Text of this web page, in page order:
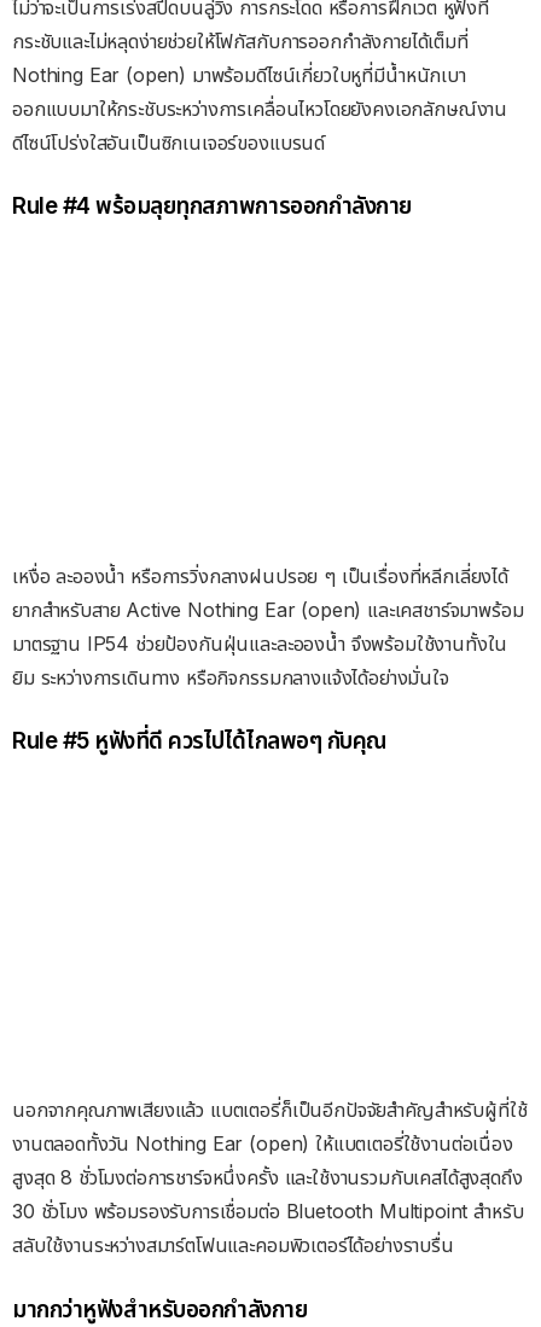
ไม่ว่าจะเป็นการเร่งสปีดบนลู่วิ่ง การกระโดด หรือการฝึกเวต หูฟังที่
กระชับและไม่หลุดง่ายช่วยให้โฟกัสกับการออกกำลังกายได้เต็มที่
Nothing Ear (open) มาพร้อมดีไซน์เกี่ยวใบหูที่มีน้ำหนักเบา
ออกแบบมาให้กระชับระหว่างการเคลื่อนไหวโดยยังคงเอกลักษณ์งาน
ดีไซน์โปร่งใสอันเป็นซิกเนเจอร์ของแบรนด์
Rule #4 พร้อมลุยทุกสภาพการออกกำลังกาย
เหงื่อ ละอองน้ำ หรือการวิ่งกลางฝนปรอย ๆ เป็นเรื่องที่หลีกเลี่ยงได้
ยากสำหรับสาย Active Nothing Ear (open) และเคสชาร์จมาพร้อม
มาตรฐาน IP54 ช่วยป้องกันฝุ่นและละอองน้ำ จึงพร้อมใช้งานทั้งใน
ยิม ระหว่างการเดินทาง หรือกิจกรรมกลางแจ้งได้อย่างมั่นใจ
Rule #5 หูฟังที่ดี ควรไปได้ไกลพอๆ กับคุณ
นอกจากคุณภาพเสียงแล้ว แบตเตอรี่ก็เป็นอีกปัจจัยสำคัญสำหรับผู้ที่ใช้
งานตลอดทั้งวัน Nothing Ear (open) ให้แบตเตอรี่ใช้งานต่อเนื่อง
สูงสุด 8 ชั่วโมงต่อการชาร์จหนึ่งครั้ง และใช้งานรวมกับเคสได้สูงสุดถึง
30 ชั่วโมง พร้อมรองรับการเชื่อมต่อ Bluetooth Multipoint สำหรับ
สลับใช้งานระหว่างสมาร์ตโฟนและคอมพิวเตอร์ได้อย่างราบรื่น
มากกว่าหูฟังสำหรับออกกำลังกาย